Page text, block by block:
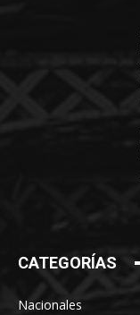
CATEGORÍAS
Nacionales